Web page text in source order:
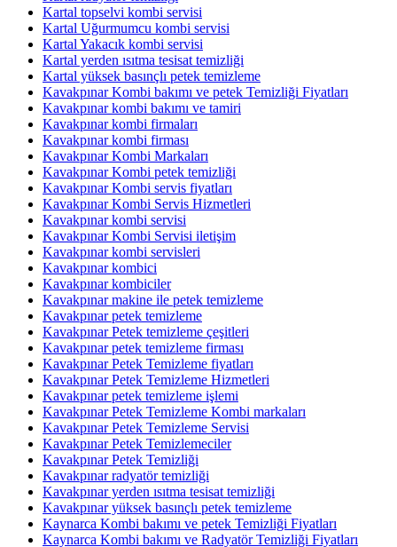
Kartal topselvi kombi servisi
Kartal Uğurmumcu kombi servisi
Kartal Yakacık kombi servisi
Kartal yerden ısıtma tesisat temizliği
Kartal yüksek basınçlı petek temizleme
Kavakpınar Kombi bakımı ve petek Temizliği Fiyatları
Kavakpınar kombi bakımı ve tamiri
Kavakpınar kombi firmaları
Kavakpınar kombi firması
Kavakpınar Kombi Markaları
Kavakpınar Kombi petek temizliği
Kavakpınar Kombi servis fiyatları
Kavakpınar Kombi Servis Hizmetleri
Kavakpınar kombi servisi
Kavakpınar Kombi Servisi iletişim
Kavakpınar kombi servisleri
Kavakpınar kombici
Kavakpınar kombiciler
Kavakpınar makine ile petek temizleme
Kavakpınar petek temizleme
Kavakpınar Petek temizleme çeşitleri
Kavakpınar petek temizleme firması
Kavakpınar Petek Temizleme fiyatları
Kavakpınar Petek Temizleme Hizmetleri
Kavakpınar petek temizleme işlemi
Kavakpınar Petek Temizleme Kombi markaları
Kavakpınar Petek Temizleme Servisi
Kavakpınar Petek Temizlemeciler
Kavakpınar Petek Temizliği
Kavakpınar radyatör temizliği
Kavakpınar yerden ısıtma tesisat temizliği
Kavakpınar yüksek basınçlı petek temizleme
Kaynarca Kombi bakımı ve petek Temizliği Fiyatları
Kaynarca Kombi bakımı ve Radyatör Temizliği Fiyatları